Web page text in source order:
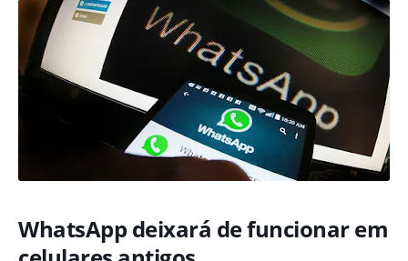
WhatsApp deixará de funcionar em